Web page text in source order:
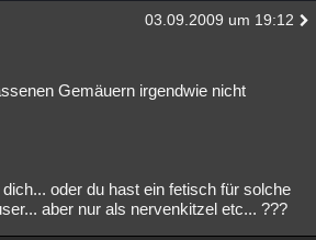
Mystery Kriminalfälle
Gruppen Gaming Filme
03.09.2009 um 19:12
Gemäuern irgendwie nicht
oder du hast ein fetisch für solche
aber nur als nervenkitzel etc... ???